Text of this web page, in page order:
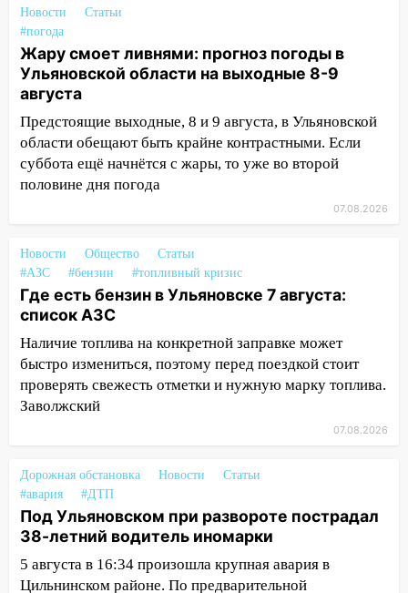
14:40
На проспекте Гая в Ульяновске
запретили остановку автомобилей на
50-метровом участке
14:22 В Новом городе 8 августа пройдет
большой фестиваль «Наше время» с
мотофристайлом и концертом
«Мураками»
14:04 Жару смоет ливнями: прогноз
13:30
В Ульяновске транспортные
полицейские проведут акцию «Час
пассажира»
13:20 В Ульяновске за один день
обокрали женщину на пляже и
подростка в сквере
13:01 В Димитровграде мужчина
выбросил из машины страйкбольную
12:34 На Ульяновскую область
надвигается сильнейшая непогода: град
и шквал до 27 м/с
12:31 Ульяновец хотел купить иномарку
из Европы и потерял 760 тысяч рублей
Новости
Статьи
#погода
Жару смоет ливнями: прогноз погоды в
Ульяновской области на выходные 8-9
августа
Предстоящие выходные, 8 и 9 августа, в Ульяновской
области обещают быть крайне контрастными. Если
суббота ещё начнётся с жары, то уже во второй
половине дня погода
07.08.2026
Новости Общество
Статьи
#АЗС
#бензин #топливный кризис
Где есть бензин в Ульяновске 7 августа:
список АЗС
Наличие топлива на конкретной заправке может
быстро измениться, поэтому перед поездкой стоит
проверять свежесть отметки и нужную марку топлива.
Заволжский
07.08.2026
Дорожная обстановка Новости
Статьи
#авария
#ДТП
Под Ульяновском при развороте пострадал
38-летний водитель иномарки
5 августа в 16:34 произошла крупная авария в
Цильнинском районе. По предварительной